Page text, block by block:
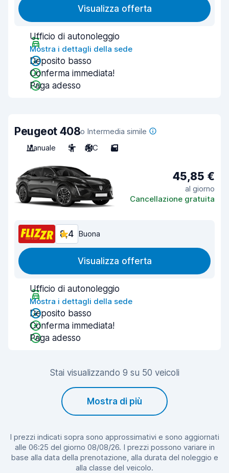
Visualizza offerta
Ufficio di autonoleggio
Mostra i dettagli della sede
Deposito basso
Conferma immediata!
Paga adesso
Peugeot 408o Intermedia simile
Manuale
5 A/C 5
45,85 €
al giorno
Cancellazione gratuita
8,4 Buona
Visualizza offerta
Ufficio di autonoleggio
Mostra i dettagli della sede
Deposito basso
Conferma immediata!
Paga adesso
Stai visualizzando 9 su 50 veicoli
Mostra di più
I prezzi indicati sopra sono approssimativi e sono aggiornati
alle 06:25 del giorno 08/08/26. I prezzi possono variare in
base alla data della prenotazione, alla durata del noleggio e
alla classe del veicolo.